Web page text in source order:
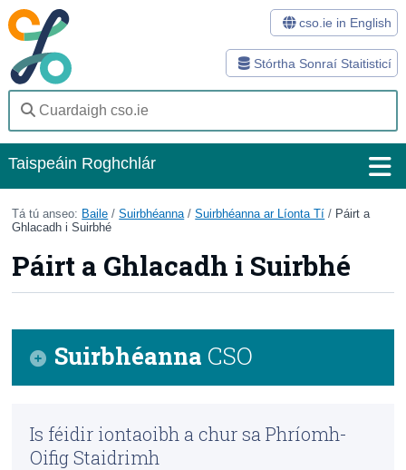
Stórtha Sonraí Staitisticí
cso.ie in English
Taispeáin Roghchlár
Baile
Suirbhéanna
Daonáireamh
Tá tú anseo: Baile /Suirbhéanna /Suirbhéanna ar Líonta Tí / Páirt a
Ghlacadh i Suirbhé
Páirt a Ghlacadh i Suirbhé
Suirbhéanna CSO
Ceisteanna Coitianta faoi Ghlacadh Páirt i Suirbhé
Is féidir iontaoibh a chur sa Phríomh-
Oifig Staidrimh